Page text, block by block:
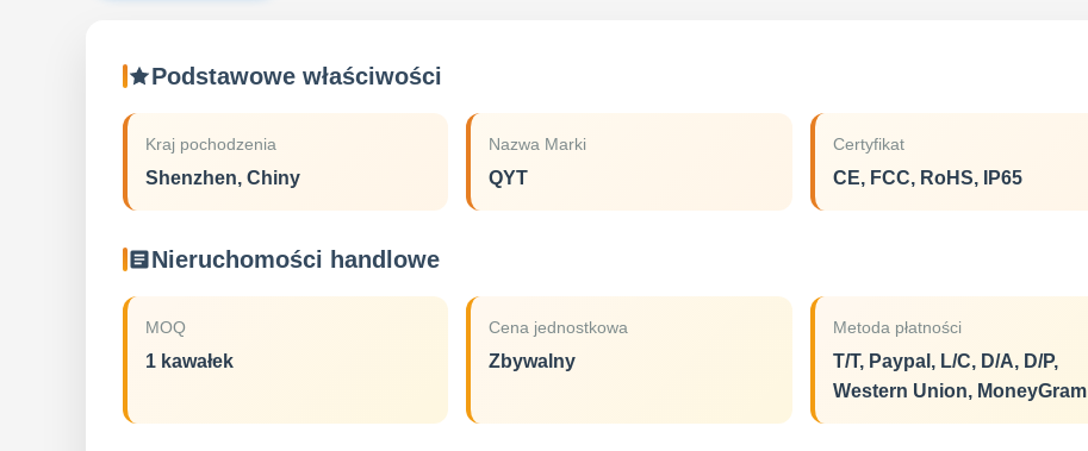
Podstawowe właściwości
Kraj pochodzenia
Shenzhen, Chiny
Nazwa Marki
QYT
Certyfikat
CE, FCC, RoHS, IP65
Nieruchomości handlowe
MOQ
1 kawałek
Cena jednostkowa
Zbywalny
Metoda płatności
T/T, Paypal, L/C, D/A, D/P,
Western Union, MoneyGram